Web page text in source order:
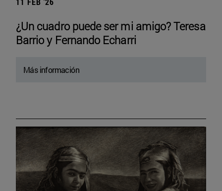
¿Un cuadro puede ser mi amigo? Teresa
Barrio y Fernando Echarri
Más información